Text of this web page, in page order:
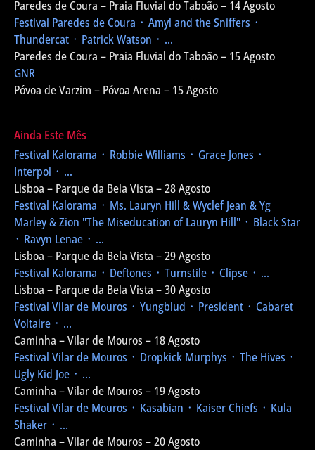
Paredes de Coura – Praia Fluvial do Taboão – 14 Agosto
Festival Paredes de Coura ᛫ Amyl and the Sniffers ᛫
Thundercat ᛫ Patrick Watson ᛫ ...
Paredes de Coura – Praia Fluvial do Taboão – 15 Agosto
GNR
Póvoa de Varzim – Póvoa Arena – 15 Agosto
Ainda Este Mês
Festival Kalorama ᛫ Robbie Williams ᛫ Grace Jones ᛫
Interpol ᛫ ...
Lisboa – Parque da Bela Vista – 28 Agosto
Festival Kalorama ᛫ Ms. Lauryn Hill & Wyclef Jean & Yg
Marley & Zion "The Miseducation of Lauryn Hill" ᛫ Black Star
᛫ Ravyn Lenae ᛫ ...
Lisboa – Parque da Bela Vista – 29 Agosto
Festival Kalorama ᛫ Deftones ᛫ Turnstile ᛫ Clipse ᛫ ...
Lisboa – Parque da Bela Vista – 30 Agosto
Festival Vilar de Mouros ᛫ Yungblud ᛫ President ᛫ Cabaret
Voltaire ᛫ ...
Caminha – Vilar de Mouros – 18 Agosto
Festival Vilar de Mouros ᛫ Dropkick Murphys ᛫ The Hives ᛫
Ugly Kid Joe ᛫ ...
Caminha – Vilar de Mouros – 19 Agosto
Festival Vilar de Mouros ᛫ Kasabian ᛫ Kaiser Chiefs ᛫ Kula
Shaker ᛫ ...
Caminha – Vilar de Mouros – 20 Agosto